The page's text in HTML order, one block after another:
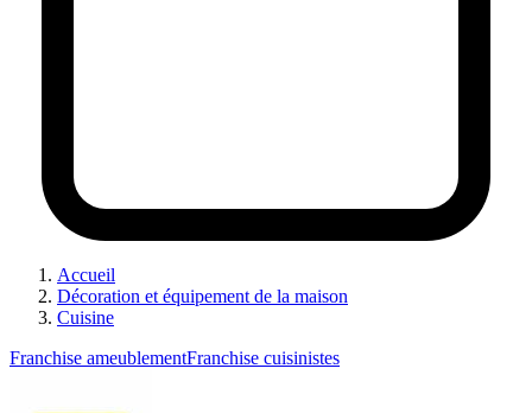
Accueil
Décoration et équipement de la maison
Cuisine
Franchise ameublementFranchise cuisinistes